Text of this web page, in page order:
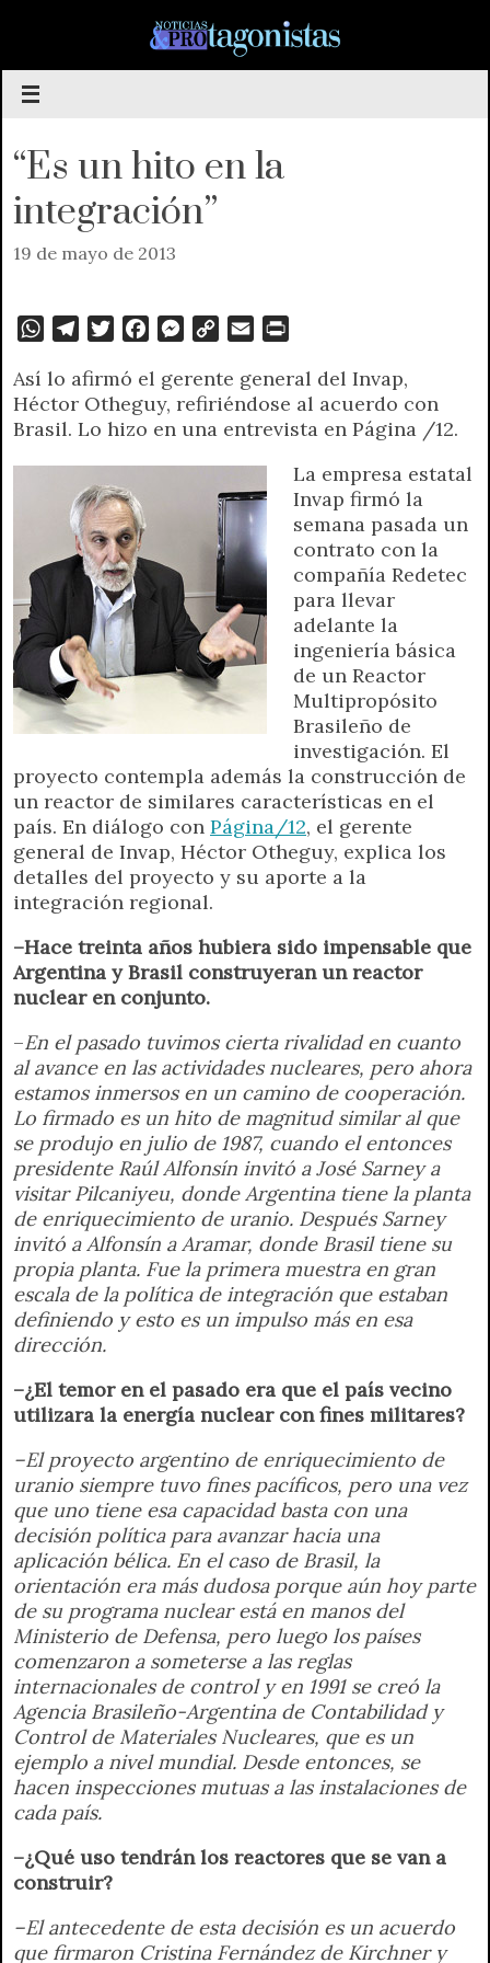
contenido
“Es un hito en la
integración”
19 de mayo de 2013
W
a
t
s
l
e
g
a
m
i
t
t
r
c
e
b
M
s
s
e
p
y
L
k
a
i
l
i
n
t
r
e
y
Así lo afirmó el gerente general del Invap,
Héctor Otheguy, refiriéndose al acuerdo con
Brasil. Lo hizo en una entrevista en Página /12.
La empresa estatal
Invap firmó la
semana pasada un
contrato con la
compañía Redetec
para llevar
adelante la
ingeniería básica
de un Reactor
Multipropósito
Brasileño de
investigación. El
proyecto contempla además la construcción de
un reactor de similares características en el
país. En diálogo con Página/12, el gerente
general de Invap, Héctor Otheguy, explica los
detalles del proyecto y su aporte a la
integración regional.
–Hace treinta años hubiera sido impensable que
Argentina y Brasil construyeran un reactor
nuclear en conjunto.
–En el pasado tuvimos cierta rivalidad en cuanto
al avance en las actividades nucleares, pero ahora
estamos inmersos en un camino de cooperación.
Lo firmado es un hito de magnitud similar al que
se produjo en julio de 1987, cuando el entonces
presidente Raúl Alfonsín invitó a José Sarney a
visitar Pilcaniyeu, donde Argentina tiene la planta
de enriquecimiento de uranio. Después Sarney
invitó a Alfonsín a Aramar, donde Brasil tiene su
propia planta. Fue la primera muestra en gran
escala de la política de integración que estaban
definiendo y esto es un impulso más en esa
dirección.
–¿El temor en el pasado era que el país vecino
utilizara la energía nuclear con fines militares?
–El proyecto argentino de enriquecimiento de
uranio siempre tuvo fines pacíficos, pero una vez
que uno tiene esa capacidad basta con una
decisión política para avanzar hacia una
aplicación bélica. En el caso de Brasil, la
orientación era más dudosa porque aún hoy parte
de su programa nuclear está en manos del
Ministerio de Defensa, pero luego los países
comenzaron a someterse a las reglas
internacionales de control y en 1991 se creó la
Agencia Brasileño-Argentina de Contabilidad y
Control de Materiales Nucleares, que es un
ejemplo a nivel mundial. Desde entonces, se
hacen inspecciones mutuas a las instalaciones de
cada país.
–¿Qué uso tendrán los reactores que se van a
construir?
–El antecedente de esta decisión es un acuerdo
que firmaron Cristina Fernández de Kirchner y